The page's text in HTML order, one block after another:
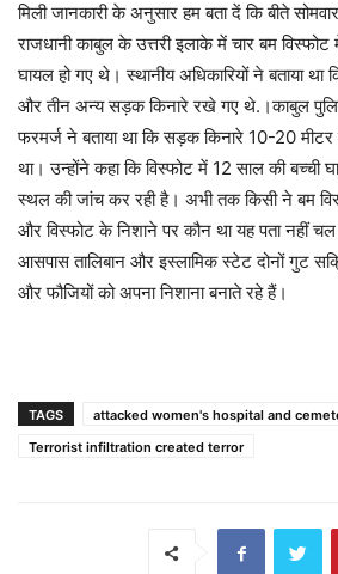
मिली जानकारी के अनुसार हम बता दें कि बीते
राजधानी काबुल के उत्तरी इलाके में चार बम
घायल हो गए थे। स्थानीय अधिकारियों ने बताया
और तीन अन्य सड़क किनारे रखे गए थे.।काबुल
फरमर्ज ने बताया था कि सड़क किनारे 10-20 मीटर
था। उन्होंने कहा कि विस्फोट में 12 साल की बच्ची
स्थल की जांच कर रही है। अभी तक किसी ने बम
और विस्फोट के निशाने पर कौन था यह पता नहीं
आसपास तालिबान और इस्लामिक स्टेट दोनों गुट
और फौजियों को अपना निशाना बनाते रहे हैं।
TAGS
attacked women's hospital and
Terrorist infiltration created terror